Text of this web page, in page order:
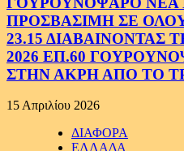
ΠΡΟΣΒΑΣΙΜΗ ΣΕ
23.15 ΔΙΑΒΑΙΝΟΝΤΑΣ
2026 ΕΠ.60
ΣΤΗΝ ΑΚΡΗ ΑΠΟ ΤΟ
15 Απριλίου 2026
ΔΙΑΦΟΡΑ
ΕΛΛΑΔΑ